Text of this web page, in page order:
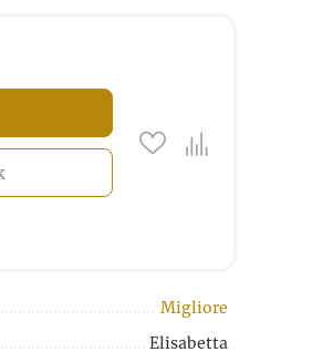
Migliore
Elisabetta